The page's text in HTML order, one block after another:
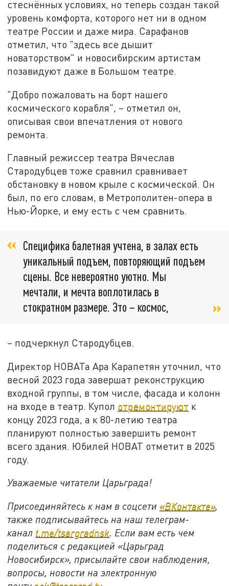
стеснённых условиях, но теперь создан такой
уровень комфорта, которого нет ни в одном
театре России и даже мира. Сарафанов
отметил, что "здесь все дышит
новаторством" и новосибирским артистам
позавидуют даже в Большом театре.
"Добро пожаловать на борт нашего
космического корабля", – отметил он,
описывая свои впечатления от нового
ремонта.
Главный режиссер театра Вячеслав
Стародубцев тоже сравнил сравнивает
обстановку в новом крыле с космической. Он
был, по его словам, в Метрополитен-опера в
Нью-Йорке, и ему есть с чем сравнить.
Специфика балетная учтена, в залах есть
уникальный подъем, повторяющий подъем
сцены. Все невероятно уютно. Мы
мечтали, и мечта воплотилась в
стократном размере. Это – космос,
– подчеркнул Стародубцев.
Директор НОВАТа Ара Карапетян уточнил, что
весной 2023 года завершат реконструкцию
входной группы, в том числе, фасада и колонн
на входе в театр. Купол отремонтируют к
концу 2023 года, а к 80-летию театра
планируют полностью завершить ремонт
всего здания. Юбилей НОВАТ отметит в 2025
году.
Уважаемые читатели Царьграда!
Присоединяйтесь к нам в соцсети «ВКонтакте»,
также подписывайтесь на наш телеграм-
канал t.me/tsargradnsk. Если вам есть чем
поделиться с редакцией «Царьград
Новосибирск», присылайте свои наблюдения,
вопросы, новости на электронную